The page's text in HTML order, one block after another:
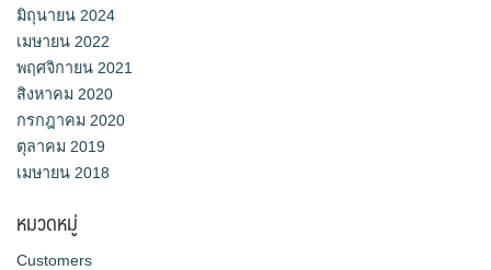
มิถุนายน 2024
เมษายน 2022
พฤศจิกายน 2021
สิงหาคม 2020
กรกฎาคม 2020
ตุลาคม 2019
เมษายน 2018
หมวดหมู่
Customers